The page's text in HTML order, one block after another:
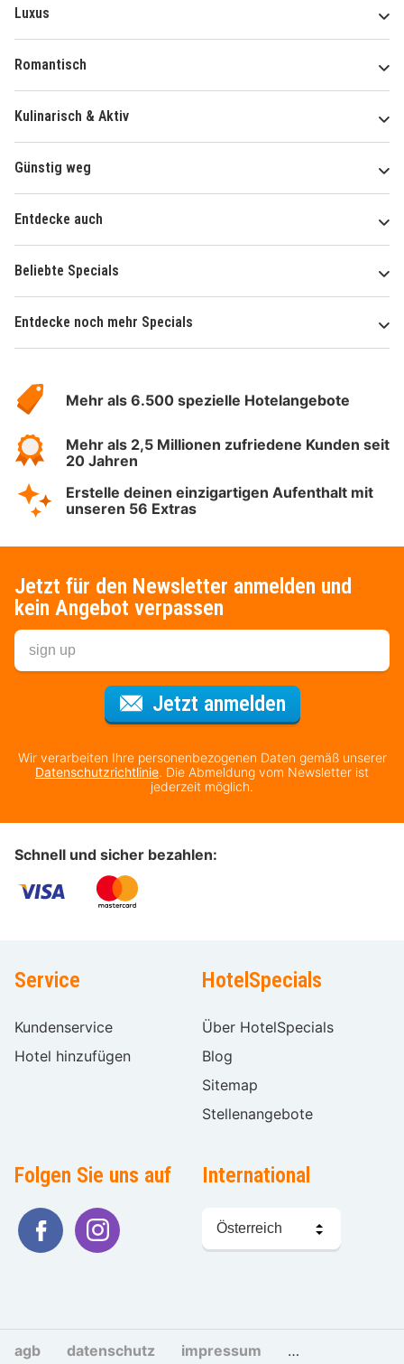
Luxus
Romantisch
Kulinarisch & Aktiv
Günstig weg
Entdecke auch
Beliebte Specials
Entdecke noch mehr Specials
Hotelspecials
Mehr als 6.500 spezielle Hotelangebote
Mehr als 2,5 Millionen zufriedene Kunden seit
20 Jahren
Erstelle deinen einzigartigen Aufenthalt mit
unseren 56 Extras
Jetzt für den Newsletter anmelden und
kein Angebot verpassen
Jetzt anmeldenFür den
Wir verarbeiten Ihre personenbezogenen Daten gemäß unserer
Datenschutzrichtlinie. Die Abmeldung vom Newsletter ist
jederzeit möglich.
Schnell und sicher bezahlen:
Service
Kundenservice
Hotel hinzufügen
HotelSpecials
Über HotelSpecials
Blog
Sitemap
Stellenangebote
Folgen Sie uns auf International
Sprache
wählen
agb datenschutz impressum cookies und